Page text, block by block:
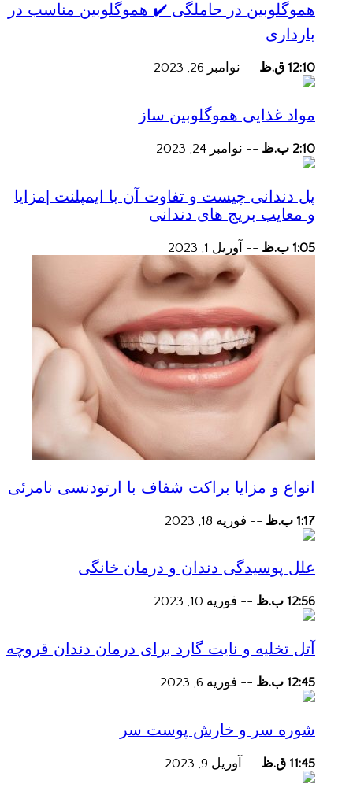
هموگلوبین در حاملگی ✔️ هموگلوبین مناسب در
بارداری
12:10 ق.ظ -- نوامبر 26, 2023
مواد غذایی هموگلوبین ساز
2:10 ب.ظ -- نوامبر 24, 2023
پل دندانی چیست و تفاوت آن با ایمپلنت |مزایا
و معایب بریج های دندانی
1:05 ب.ظ -- آوریل 1, 2023
انواع و مزایا براکت شفاف با ارتودنسی نامرئی
1:17 ب.ظ -- فوریه 18, 2023
علل پوسیدگی دندان و درمان خانگی
12:56 ب.ظ -- فوریه 10, 2023
آتل تخلیه و نایت گارد برای درمان دندان قروچه
12:45 ب.ظ -- فوریه 6, 2023
شوره سر و خارش پوست سر
11:45 ق.ظ -- آوریل 9, 2023